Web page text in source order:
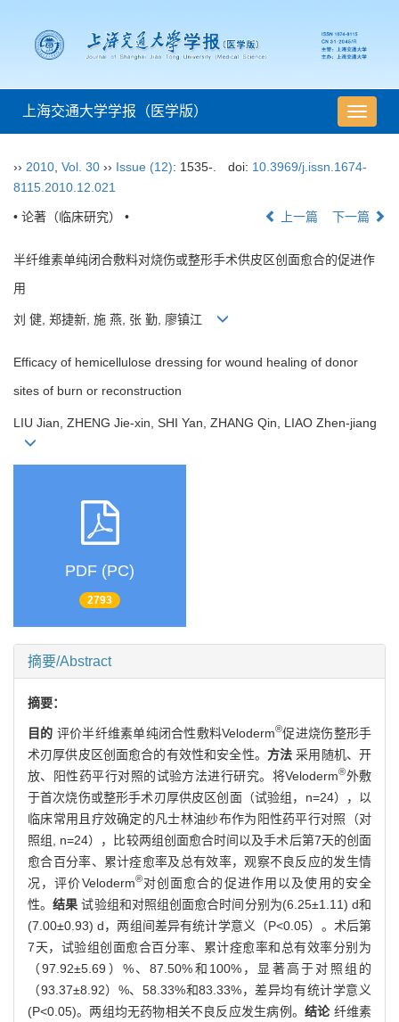
导
航
换
上海交通大学学报（医学版）
›› 2010 Vol. 30 ›› Issue (12): 1535-. doi: 10.3969/j.issn.1674-
8115.2010.12.021
• 论著（临床研究） • 上一篇 下一篇
半纤维素单纯闭合敷料对烧伤或整形手术供皮区创面愈合的促进作
用
刘 健, 郑捷新, 施 燕, 张 勤, 廖镇江
Efficacy of hemicellulose dressing for wound healing of donor
sites of burn or reconstruction
LIU Jian, ZHENG Jie-xin, SHI Yan, ZHANG Qin, LIAO Zhen-jiang
PDF (PC)
2793
摘要/Abstract
摘要：
目的 评价半纤维素单纯闭合性敷料Veloderm®促进烧伤整形手
术刃厚供皮区创面愈合的有效性和安全性。 方法采用随机、开
放、阳性药平行对照的试验方法进行研究。将Veloderm®外敷
于首次烧伤或整形手术刃厚供皮区创面（试验组，n=24），以
临床常用且疗效确定的凡士林油纱布作为阳性药平行对照（对
照组, n=24），比较两组创面愈合时间以及手术后第7天的创面
愈合百分率、累计痊愈率及总有效率，观察不良反应的发生情
况，评价Veloderm®对创面愈合的促进作用以及使用的安全
性。结果试验组和对照组创面愈合时间分别为(6.25±1.11) d和
(7.00±0.93) d，两组间差异有统计学意义（P<0.05）。术后第
7天，试验组创面愈合百分率、累计痊愈率和总有效率分别为
（97.92±5.69）%、87.50%和100%，显著高于对照组的
（93.37±8.92）%、58.33%和83.33%，差异均有统计学意义
(P<0.05)。两组均无药物相关不良反应发生病例。 结论 纤维素